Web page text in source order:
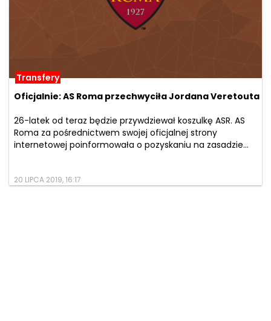
Transfery
Oficjalnie: AS Roma przechwyciła Jordana Veretouta
26-latek od teraz będzie przywdziewał koszulkę ASR. AS
Roma za pośrednictwem swojej oficjalnej strony
internetowej poinformowała o pozyskaniu na zasadzie...
20 LIPCA 2019, 16:17